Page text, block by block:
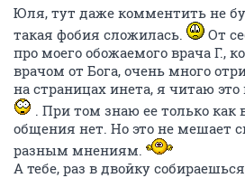
Юля, тут даже комментить не
такая фобия сложилась.
От
про моего обожаемого врача Г.,
врачом от Бога, очень много
на страницах инета, я читаю
. При том знаю ее только как
общения нет. Но это не мешает
разным мнениям.
А тебе, раз в двойку